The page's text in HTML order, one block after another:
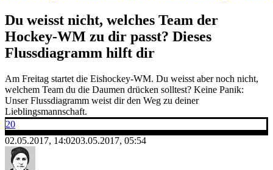
Du weisst nicht, welches Team der
Hockey-WM zu dir passt? Dieses
Flussdiagramm hilft dir
Am Freitag startet die Eishockey-WM. Du weisst aber noch nicht,
welchem Team du die Daumen drücken solltest? Keine Panik:
Unser Flussdiagramm weist dir den Weg zu deiner
Lieblingsmannschaft.
20
02.05.2017, 14:0203.05.2017, 05:54